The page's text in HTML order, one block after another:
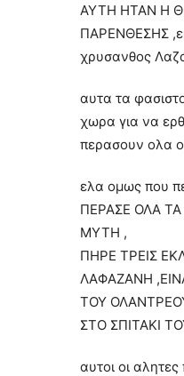
ΑΥΤΗ ΗΤΑΝ Η
ΠΑΡΕΝΘΕΣΗΣ
χρυσανθος
αυτα τα
χωρα για να
περασουν ολα
ελα ομως που
ΠΕΡΑΣΕ ΟΛΑ ΤΑ
ΜΥΤΗ ,
ΠΗΡΕ ΤΡΕΙΣ
ΛΑΦΑΖΑΝΗ
ΤΟΥ
ΣΤΟ ΣΠΙΤΑΚΙ
αυτοι οι